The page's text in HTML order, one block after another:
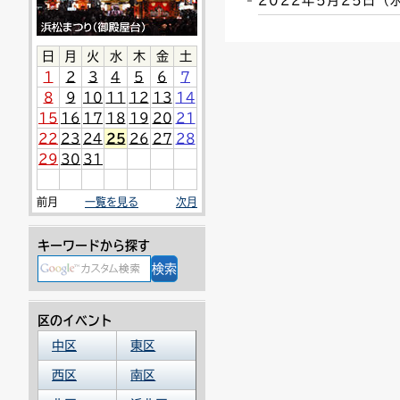
連絡ごみ
ユニバーサルデザイン
日 月 火 水 木 金
土
1
2 3 4 5 6
7
8
9 10 11 12 13 14
15 16 17 18 19 20 21
22 23 24 25 26 27 28
29 30 31
前月 一覧を見る 次月
キーワードから探す
区のイベント
中区
東区
西区 南区